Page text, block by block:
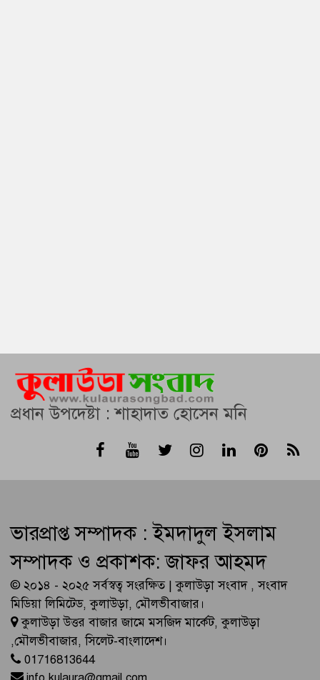
প্রধান উপদেষ্টা : শাহাদাত হোসেন মনি
ভারপ্রাপ্ত সম্পাদক : ইমদাদুল ইসলাম
সম্পাদক ও প্রকাশক: জাফর আহমদ
© ২০১৪ - ২০২৫ সর্বস্বত্ব সংরক্ষিত | কুলাউড়া সংবাদ , সংবাদ
মিডিয়া লিমিটেড, কুলাউড়া, মৌলভীবাজার।
কুলাউড়া উত্তর বাজার জামে মসজিদ মার্কেট, কুলাউড়া
,মৌলভীবাজার, সিলেট-বাংলাদেশ।
01716813644